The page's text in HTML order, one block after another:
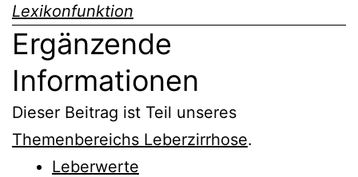
Lexikonfunktion
Ergänzende
Informationen
Dieser Beitrag ist Teil unseres
Themenbereichs Leberzirrhose.
Leberwerte